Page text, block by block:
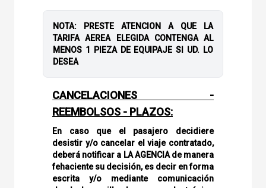
NOTA: PRESTE ATENCION A QUE LA
TARIFA AEREA ELEGIDA CONTENGA AL
MENOS 1 PIEZA DE EQUIPAJE SI UD. LO
DESEA
CANCELACIONES -
REEMBOLSOS - PLAZOS:
En caso que el pasajero decidiere
desistir y/o cancelar el viaje contratado,
deberá notificar a LA AGENCIA de manera
fehaciente su decisión, es decir en forma
escrita y/o mediante comunicación